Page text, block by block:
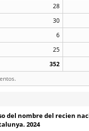
28
30
6
25
352